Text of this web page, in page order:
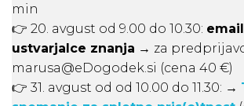
min
👉 20. avgust od 9.00 do 10.30:
ustvarjalce znanja → za
marusa@eDogodek.si (cena 40 €)
👉 31. avgust od od 10.00 do 11.30: →